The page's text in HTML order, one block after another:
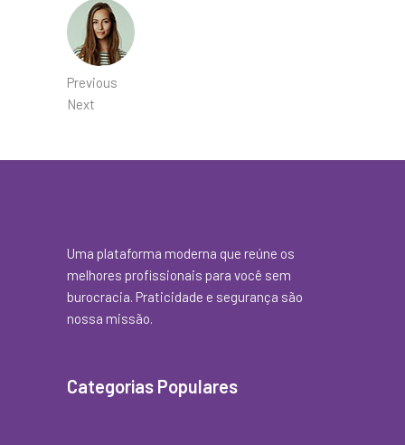
Previous
Next
Uma plataforma moderna que reúne os
melhores profissionais para você sem
burocracia. Praticidade e segurança são
nossa missão.
Categorias Populares